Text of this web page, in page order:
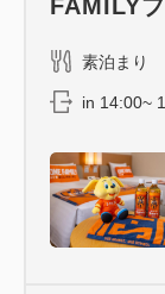
FAMILY
素泊まり
in 14:00~